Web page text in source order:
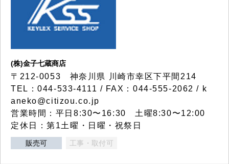
(株)金子七蔵商店
〒212-0053 神奈川県 川崎市幸区下平間214
TEL：044-533-4111 / FAX：044-555-2062 / k
aneko@citizou.co.jp
営業時間：平日8:30〜16:30 土曜8:30〜12:00
定休日：第1土曜・日曜・祝祭日
販売可 工事・取付可